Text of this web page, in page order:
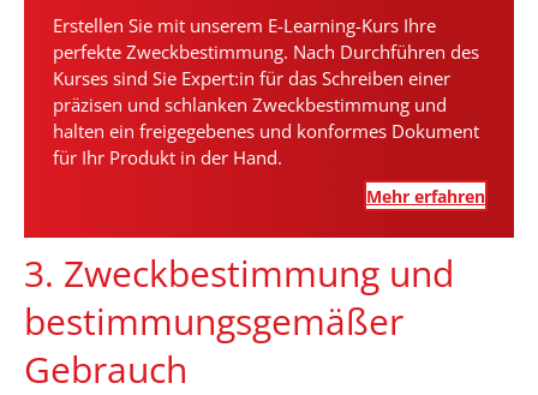
Erstellen Sie mit unserem E-Learning-Kurs Ihre
perfekte Zweckbestimmung. Nach Durchführen des
Kurses sind Sie Expert:in für das Schreiben einer
präzisen und schlanken Zweckbestimmung und
halten ein freigegebenes und konformes Dokument
für Ihr Produkt in der Hand.
Mehr erfahren
3. Zweckbestimmung und
bestimmungsgemäßer
Gebrauch